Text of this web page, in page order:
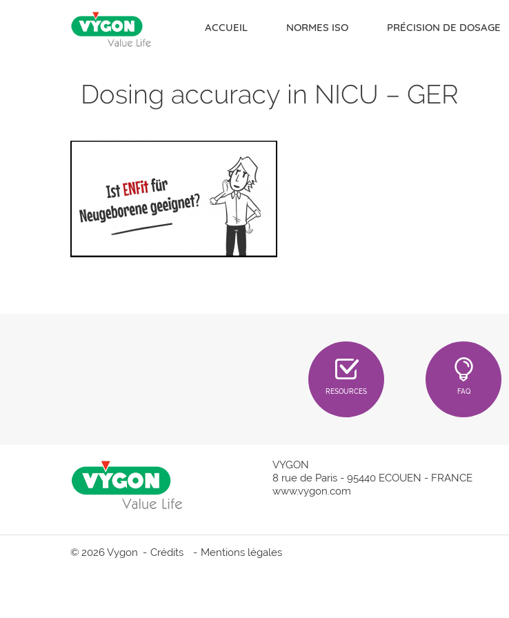
Skip to content
ACCUEIL NORMES ISO PRÉCISION DE DOSAGE
Dosing accuracy in NICU – GER
RESOURCES FAQ
VYGON
8 rue de Paris - 95440 ECOUEN - FRANCE
www.vygon.com
© 2026 Vygon Crédits Mentions légales